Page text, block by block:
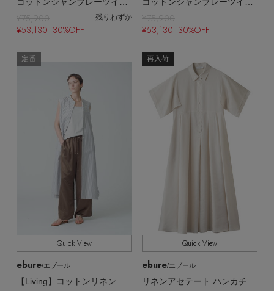
¥75,900 残りわずか
¥53,130 30%OFF
¥75,900
¥53,130 30%OFF
定番
Quick View
ebure/エブール
再入荷
Quick View
ebure/エブール